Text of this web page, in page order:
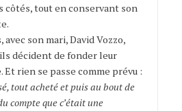
côtés, tout en conservant son
avec son mari, David Vozzo,
décident de fonder leur
rien se passe comme prévu :
tout acheté et puis au bout de
compte que c’était une